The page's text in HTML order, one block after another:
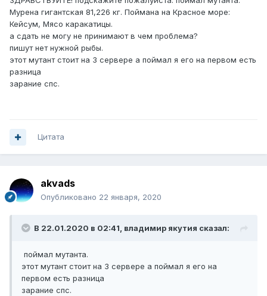
Мурена гигантская 81,226 кг. Поймана на Красное море:
Кейсум, Мясо каракатицы.
а сдать не могу не принимают в чем проблема?
пишут нет нужной рыбы.
этот мутант стоит на 3 сервере а поймал я его на первом есть
разница
зарание спс.
Цитата
akvads
Опубликовано 22 января, 2020
В 22.01.2020 в 02:41, владимир якутия сказал:
поймал мутанта.
этот мутант стоит на 3 сервере а поймал я его на
первом есть разница
зарание спс.